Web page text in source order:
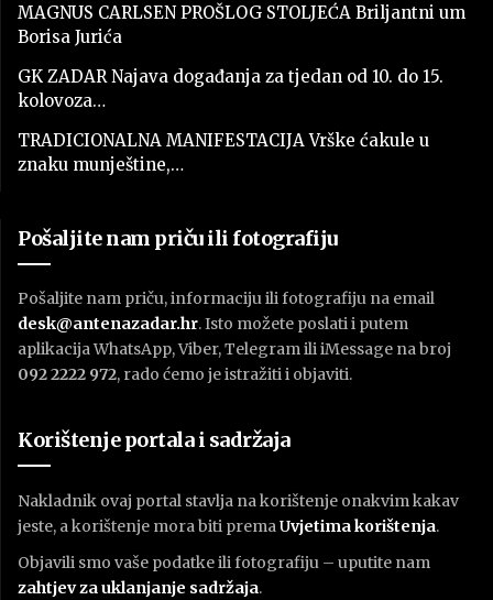
MAGNUS CARLSEN PROŠLOG STOLJEĆA Briljantni um
Borisa Jurića
GK ZADAR Najava događanja za tjedan od 10. do 15.
kolovoza…
TRADICIONALNA MANIFESTACIJA Vrške ćakule u
znaku munještine,…
Pošaljite nam priču ili fotografiju
Pošaljite nam priču, informaciju ili fotografiju na email
desk@antenazadar.hr. Isto možete poslati i putem
aplikacija WhatsApp, Viber, Telegram ili iMessage na broj
092 2222 972, rado ćemo je istražiti i objaviti.
Korištenje portala i sadržaja
Nakladnik ovaj portal stavlja na korištenje onakvim kakav
jeste, a korištenje mora biti premaUvjetima korištenja.
Objavili smo vaše podatke ili fotografiju – uputite nam
zahtjev za uklanjanje sadržaja.